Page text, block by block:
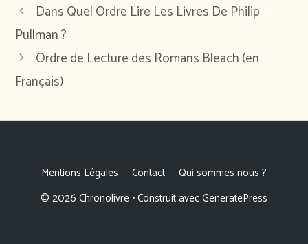
Dans Quel Ordre Lire Les Livres De Philip
Pullman ?
Ordre de Lecture des Romans Bleach (en
Français)
Mentions Légales Contact
Qui sommes nous ?
© 2026 Chronolivre • Construit avecGeneratePress